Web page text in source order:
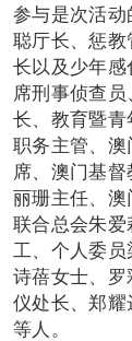
参与是次活
聪厅长、惩
长以及少年
席刑事侦查
长、教育暨
职务主管、
席、澳门基
丽珊主任、
联合总会朱
工、个人委
诗蓓女士、
仪处长、郑
等人。